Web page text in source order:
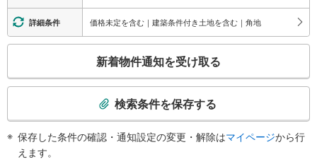
詳細条件 価格未定を含む｜建築条件付き土地を含む｜角地
検
新着物件通知を受け取る
検索条件を保存する
保存した条件の確認・通知設定の変更・解除はマイページから行
えます。